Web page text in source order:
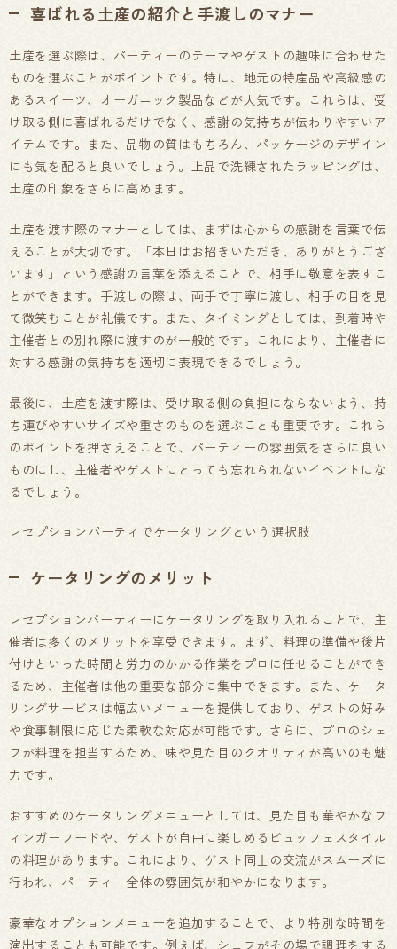
喜ばれる土産の紹介と手渡しのマナー
土産を選ぶ際は、パーティーのテーマやゲストの趣味に合わせた
ものを選ぶことがポイントです。特に、地元の特産品や高級感の
あるスイーツ、オーガニック製品などが人気です。これらは、受
け取る側に喜ばれるだけでなく、感謝の気持ちが伝わりやすいア
イテムです。また、品物の質はもちろん、パッケージのデザイン
にも気を配ると良いでしょう。上品で洗練されたラッピングは、
土産の印象をさらに高めます。
土産を渡す際のマナーとしては、まずは心からの感謝を言葉で伝
えることが大切です。「本日はお招きいただき、ありがとうござ
います」という感謝の言葉を添えることで、相手に敬意を表すこ
とができます。手渡しの際は、両手で丁寧に渡し、相手の目を見
て微笑むことが礼儀です。また、タイミングとしては、到着時や
主催者との別れ際に渡すのが一般的です。これにより、主催者に
対する感謝の気持ちを適切に表現できるでしょう。
最後に、土産を渡す際は、受け取る側の負担にならないよう、持
ち運びやすいサイズや重さのものを選ぶことも重要です。これら
のポイントを押さえることで、パーティーの雰囲気をさらに良い
ものにし、主催者やゲストにとっても忘れられないイベントにな
るでしょう。
レセプションパーティでケータリングという選択肢
ケータリングのメリット
レセプションパーティーにケータリングを取り入れることで、主
催者は多くのメリットを享受できます。まず、料理の準備や後片
付けといった時間と労力のかかる作業をプロに任せることができ
るため、主催者は他の重要な部分に集中できます。また、ケータ
リングサービスは幅広いメニューを提供しており、ゲストの好み
や食事制限に応じた柔軟な対応が可能です。さらに、プロのシェ
フが料理を担当するため、味や見た目のクオリティが高いのも魅
力です。
おすすめのケータリングメニューとしては、見た目も華やかなフ
ィンガーフードや、ゲストが自由に楽しめるビュッフェスタイル
の料理があります。これにより、ゲスト同士の交流がスムーズに
行われ、パーティー全体の雰囲気が和やかになります。
豪華なオプションメニューを追加することで、より特別な時間を
演出することも可能です。例えば、シェフがその場で調理をする